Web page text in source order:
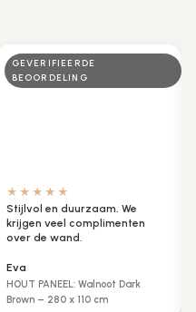
GEVERIFIEERDE
BEOORDELING
★★★★★
Stijlvol en duurzaam. We
krijgen veel complimenten
over de wand.
Eva
HOUT PANEEL: Walnoot Dark
Brown – 280 x 110 cm